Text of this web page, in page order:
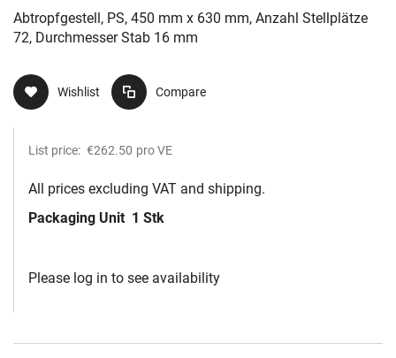
Abtropfgestell, PS, 450 mm x 630 mm, Anzahl Stellplätze
72, Durchmesser Stab 16 mm
Wishlist Compare
List price: €262.50 pro VE
All prices excluding VAT and shipping.
Packaging Unit 1 Stk
Please log in to see availability